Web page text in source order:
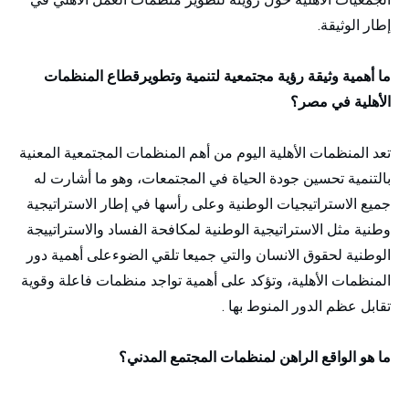
إطار الوثيقة.
ما أهمية وثيقة رؤية مجتمعية لتنمية وتطويرقطاع المنظمات
الأهلية في مصر؟
تعد المنظمات الأهلية اليوم من أهم المنظمات المجتمعية المعنية
بالتنمية تحسين جودة الحياة في المجتمعات، وهو ما أشارت له
جميع الاستراتيجيات الوطنية وعلى رأسها في إطار الاستراتيجية
وطنية مثل الاستراتيجية الوطنية لمكافحة الفساد والاستراتييجة
الوطنية لحقوق الانسان والتي جميعا تلقي الضوءعلى أهمية دور
المنظمات الأهلية، وتؤكد على أهمية تواجد منظمات فاعلة وقوية
تقابل عظم الدور المنوط بها .
ما هو الواقع الراهن لمنظمات المجتمع المدني؟